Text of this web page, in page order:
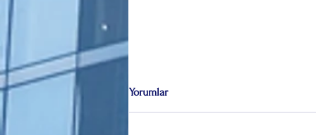
Yorumlar